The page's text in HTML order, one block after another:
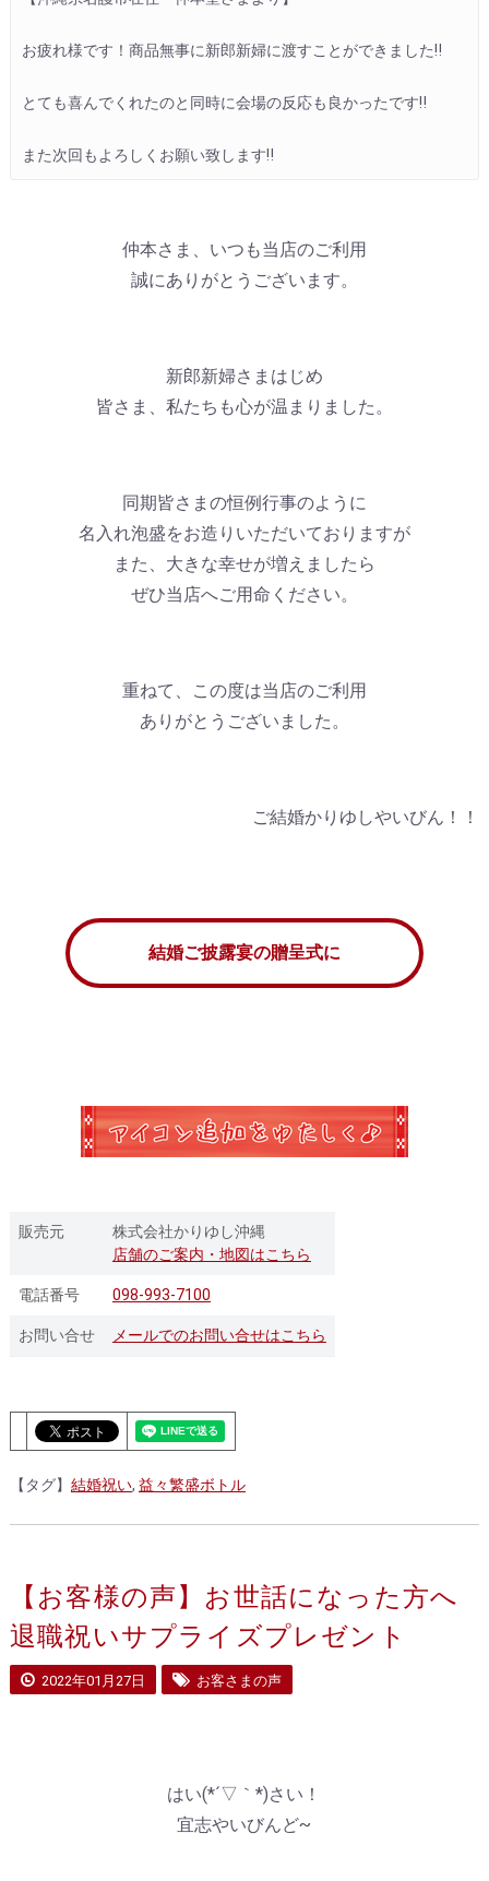
お疲れ様です！商品無事に新郎新婦に渡すことができました‼︎
とても喜んでくれたのと同時に会場の反応も良かったです‼︎
また次回もよろしくお願い致します‼︎
仲本さま、いつも当店のご利用
誠にありがとうございます。
新郎新婦さまはじめ
皆さま、私たちも心が温まりました。
同期皆さまの恒例行事のように
名入れ泡盛をお造りいただいておりますが
また、大きな幸せが増えましたら
ぜひ当店へご用命ください。
重ねて、この度は当店のご利用
ありがとうございました。
ご結婚かりゆしやいびん！！
結婚ご披露宴の贈呈式に
販売元
株式会社かりゆし沖縄
店舗のご案内・地図はこちら
電話番号 098-993-7100
お問い合せ メールでのお問い合せはこちら
【タグ】 結婚祝い, 益々繁盛ボトル
【お客様の声】お世話になった方へ
退職祝いサプライズプレゼント
2022年01月27日 お客さまの声
はい(*´▽｀*)さい！
宜志やいびんど~